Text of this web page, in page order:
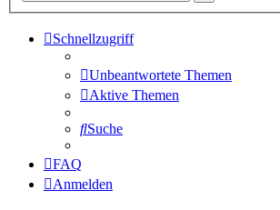
Schnellzugriff
Unbeantwortete Themen
Aktive Themen
Suche
FAQ
Anmelden